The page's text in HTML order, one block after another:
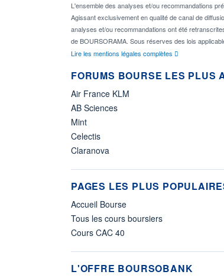
L'ensemble des analyses et/ou recommandations
Agissant exclusivement en qualité de canal de
analyses et/ou recommandations ont été
de BOURSORAMA. Sous réserves des lois
Lire les mentions légales complètes
FORUMS BOURSE LES PLUS
Air France KLM
AB Sciences
Mint
Celectis
Claranova
PAGES LES PLUS
Accueil Bourse
Tous les cours boursiers
Cours CAC 40
L'OFFRE BOURSOBANK